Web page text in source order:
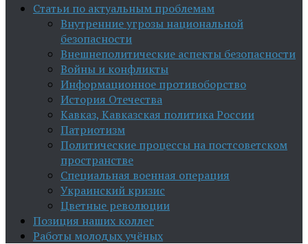
Статьи по актуальным проблемам
Внутренние угрозы национальной
безопасности
Внешнеполитические аспекты безопасности
Войны и конфликты
Информационное противоборство
История Отечества
Кавказ, Кавказская политика России
Патриотизм
Политические процессы на постсоветском
пространстве
Специальная военная операция
Украинский кризис
Цветные революции
Позиция наших коллег
Работы молодых учёных